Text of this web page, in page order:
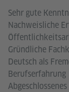
Sehr gute
Nachweisliche
Gründliche
Deutsch als
Berufserfahrung